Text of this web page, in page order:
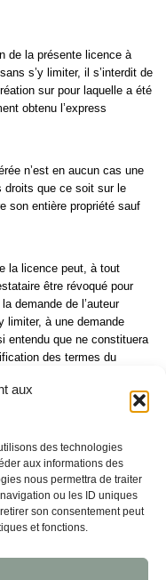
aux
des technologies
aux informations des
nous permettra de traiter
ou les ID uniques
son consentement peut
et fonctions.
de la présente licence à
s’y limiter, il s’interdit de
sur pour laquelle a été
obtenu l’express
n’est en aucun cas une
droits que ce soit sur le
son entière propriété sauf
la licence peut, à tout
être révoqué pour
demande de l’auteur
limiter, à une demande
entendu que ne constituera
des termes du
pour fournir, au client, une
remplacement de celle
transférée.